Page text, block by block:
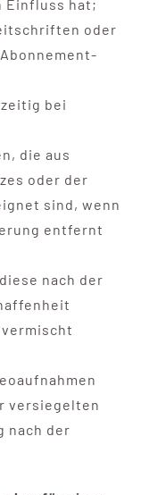
Einfluss hat;
oder
bei
die aus
oder der
sind, wenn
entfernt
nach der
versiegelten
nach der